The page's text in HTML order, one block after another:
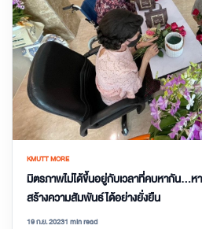
KMUTT MORE
มิตรภาพไม่ได้ขึ้นอยู่กับเวลาที่คบหากัน…ห
สร้างความสัมพันธ์ได้อย่างยั่งยืน
19 ก.ย. 20231 min read